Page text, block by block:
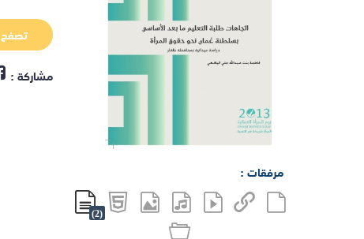
مرفقات :
(2)
تصفح
مشاركة :